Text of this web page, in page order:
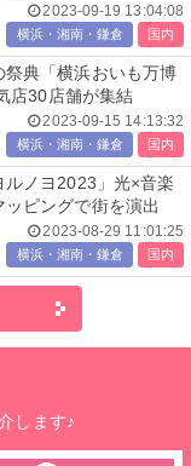
2023-09-19 13:04:08
横浜・湘南・鎌倉 国内
祭典「横浜おいも万博
店30店舗が集結
2023-09-15 14:13:32
横浜・湘南・鎌倉 国内
ノヨ2023」光×音楽
ピングで街を演出
2023-08-29 11:01:25
横浜・湘南・鎌倉 国内
します♪